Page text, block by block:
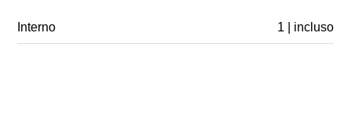
Interno 1 | incluso